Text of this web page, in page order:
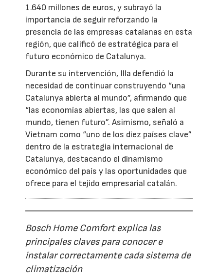
1.640 millones de euros, y subrayó la
importancia de seguir reforzando la
presencia de las empresas catalanas en esta
región, que calificó de estratégica para el
futuro económico de Catalunya.
Durante su intervención, Illa defendió la
necesidad de continuar construyendo “una
Catalunya abierta al mundo”, afirmando que
“las economías abiertas, las que salen al
mundo, tienen futuro”. Asimismo, señaló a
Vietnam como “uno de los diez países clave”
dentro de la estrategia internacional de
Catalunya, destacando el dinamismo
económico del país y las oportunidades que
ofrece para el tejido empresarial catalán.
Bosch Home Comfort explica las
principales claves para conocer e
instalar correctamente cada sistema de
climatización